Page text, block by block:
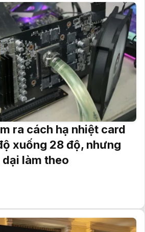
ra cách hạ nhiệt card
xuống 28 độ, nhưng
làm theo